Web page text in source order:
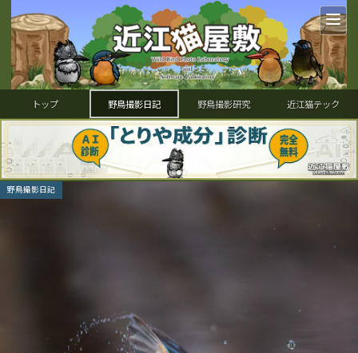
トップ 野鳥撮影日記 野鳥撮影研究 近江猫テック
野鳥撮影日記